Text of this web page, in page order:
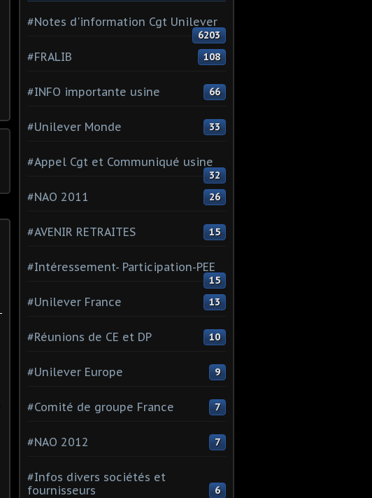
#Notes d'information Cgt Unilever
6203
#FRALIB 108
#INFO importante usine 66
#Unilever Monde 33
#Appel Cgt et Communiqué usine
32
#NAO 2011 26
#AVENIR RETRAITES 15
#Intéressement- Participation-PEE
15
#Unilever France 13
#Réunions de CE et DP 10
#Unilever Europe 9
#Comité de groupe France 7
#NAO 2012 7
#Infos divers sociétés et
fournisseurs
6